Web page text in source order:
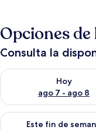
Opciones
Consulta la
Hoy
ago 7 - ago 8
Consulta la
Este fin de
Consulta la